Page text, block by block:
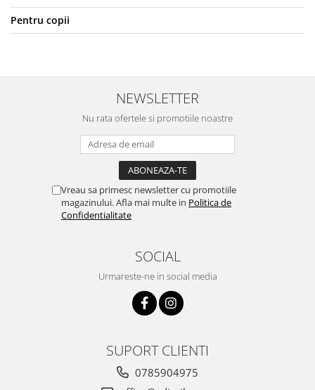
Pentru copii
NEWSLETTER
Nu rata ofertele si promotiile noastre
Vreau sa primesc newsletter cu promotiile
magazinului. Afla mai multe in Politica de
Confidentialitate
SOCIAL
Urmareste-ne in social media
SUPORT CLIENTI
0785904975